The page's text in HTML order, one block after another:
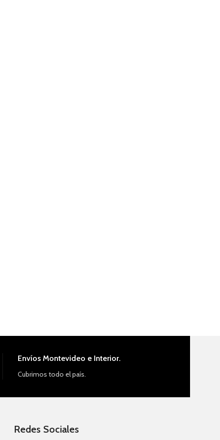
Envíos Montevideo e Interior.
Cubrimos todo el país.
Redes Sociales